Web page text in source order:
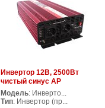
Инвертор 12В, 2500Вт
чистый синус AP
PS2500/12V
Модель: Инверто...
Тип: Инвертор (пр...